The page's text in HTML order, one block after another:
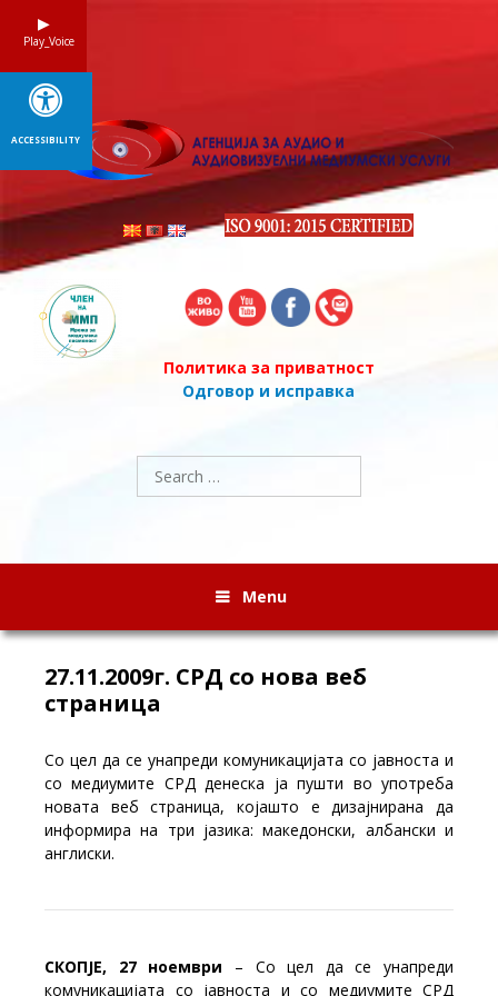
Политика за приватност
Одговор и исправка
Search
for:
Menu
27.11.2009г. СРД со нова веб
страница
Со цел да се унапреди комуникацијата со јавноста и
со медиумите СРД денеска ја пушти во употреба
новата веб страница, којашто е дизајнирана да
информира на три јазика: македонски, албански и
англиски.
СКОПЈЕ, 27 ноември – Со цел да се унапреди
комуникацијата со јавноста и со медиумите СРД
Play_Voice
ACCESSIBILITY